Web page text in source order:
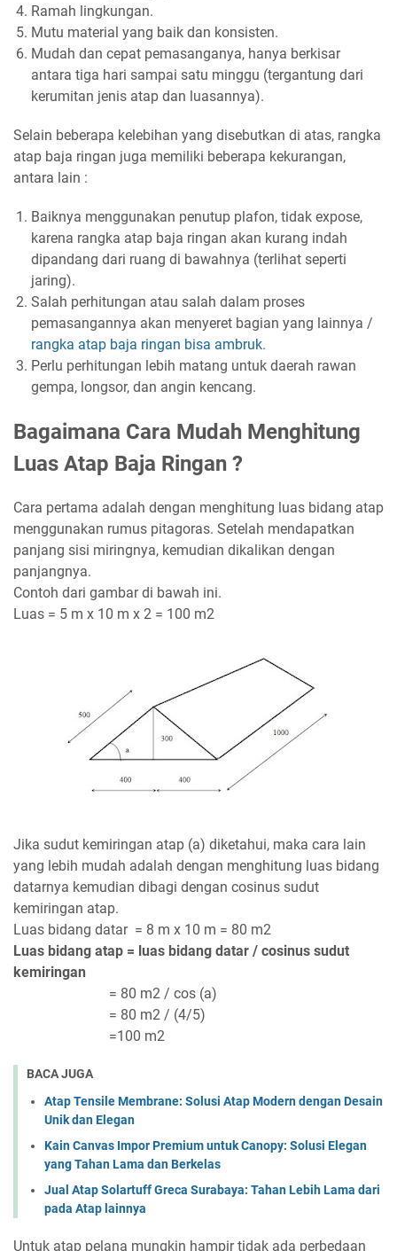
Ramah lingkungan.
Mutu material yang baik dan konsisten.
Mudah dan cepat pemasanganya, hanya berkisar
antara tiga hari sampai satu minggu (tergantung dari
kerumitan jenis atap dan luasannya).
Selain beberapa kelebihan yang disebutkan di atas, rangka
atap baja ringan juga memiliki beberapa kekurangan,
antara lain :
Baiknya menggunakan penutup plafon, tidak expose,
karena rangka atap baja ringan akan kurang indah
dipandang dari ruang di bawahnya (terlihat seperti
jaring).
Salah perhitungan atau salah dalam proses
pemasangannya akan menyeret bagian yang lainnya /
rangka atap baja ringan bisa ambruk.
Perlu perhitungan lebih matang untuk daerah rawan
gempa, longsor, dan angin kencang.
Bagaimana Cara Mudah Menghitung
Luas Atap Baja Ringan ?
Cara pertama adalah dengan menghitung luas bidang atap
menggunakan rumus pitagoras. Setelah mendapatkan
panjang sisi miringnya, kemudian dikalikan dengan
panjangnya.
Contoh dari gambar di bawah ini.
Luas = 5 m x 10 m x 2 = 100 m2
Jika sudut kemiringan atap (a) diketahui, maka cara lain
yang lebih mudah adalah dengan menghitung luas bidang
datarnya kemudian dibagi dengan cosinus sudut
kemiringan atap.
Luas bidang datar = 8 m x 10 m = 80 m2
Luas bidang atap = luas bidang datar / cosinus sudut
kemiringan
= 80 m2 / cos (a)
= 80 m2 / (4/5)
=100 m2
BACA JUGA
Atap Tensile Membrane: Solusi Atap Modern dengan Desain
Unik dan Elegan
Kain Canvas Impor Premium untuk Canopy: Solusi Elegan
yang Tahan Lama dan Berkelas
Jual Atap Solartuff Greca Surabaya: Tahan Lebih Lama dari
pada Atap lainnya
Untuk atap pelana mungkin hampir tidak ada perbedaan